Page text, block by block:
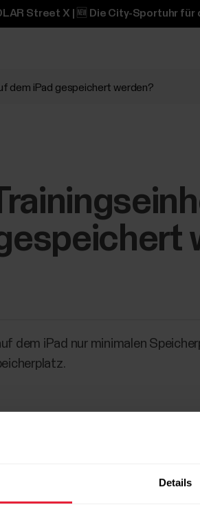
Details
Street X | 🆕 Die City-Sportuhr
dem iPad gespeichert werden?
dem iPad nur minimalen